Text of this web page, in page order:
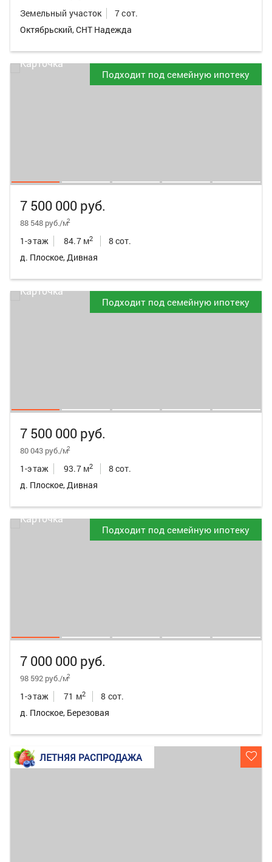
Земельный участок
7 сот.
Октябрьский, СНТ Надежда
Подходит под семейную ипотеку
7 500 000 руб.
88 548 руб./м2
1-этаж 84.7 м2
8 сот.
д. Плоское, Дивная
Подходит под семейную ипотеку
7 500 000 руб.
80 043 руб./м2
1-этаж 93.7 м2
8 сот.
д. Плоское, Дивная
Подходит под семейную ипотеку
7 000 000 руб.
98 592 руб./м2
1-этаж 71 м2
8 сот.
д. Плоское, Березовая
ЛЕТНЯЯ РАСПРОДАЖА